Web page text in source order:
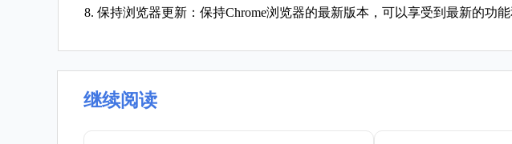
8. 保持浏览器更新：保持Chrome浏览器的最新版本，可以享受到最新的功
继续阅读